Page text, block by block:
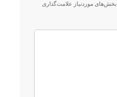
بخش‌های موردنیاز علامت‌گذاری